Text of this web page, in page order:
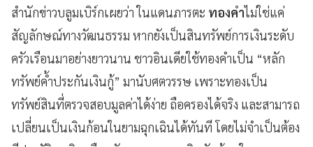
สำนักข่าวบลูมเบิร์กเผยว่า ในแดนภารตะ ทองคำไม่ใช่แค่
สัญลักษณ์ทางวัฒนธรรม หากยังเป็นสินทรัพย์การเงินระดับ
ครัวเรือนมาอย่างยาวนาน ชาวอินเดียใช้ทองคำเป็น “หลัก
ทรัพย์ค้ำประกันเงินกู้” มานับศตวรรษ เพราะทองเป็น
ทรัพย์สินที่ตรวจสอบมูลค่าได้ง่าย ถือครองได้จริง และสามารถ
เปลี่ยนเป็นเงินก้อนในยามฉุกเฉินได้ทันที โดยไม่จำเป็นต้อง